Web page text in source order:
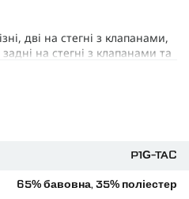
дві на стегні з клапанами,
на стегні з клапанами та
регулюються вертикально та
P1G-TAC
65% бавовна, 35% поліестер